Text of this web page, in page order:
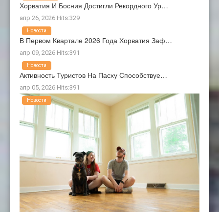
Хорватия И Босния Достигли Рекордного Ур…
апр 26, 2026 Hits:329
В Первом Квартале 2026 Года Хорватия Заф…
апр 09, 2026 Hits:391
Новости
Активность Туристов На Пасху Способствуе…
апр 05, 2026 Hits:391
Новости
Новости